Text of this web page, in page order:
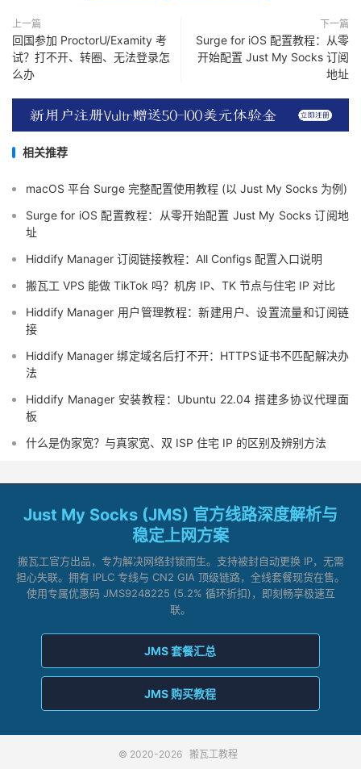
上一篇
回国参加 ProctorU/Examity 考
试？打不开、转圈、无法登录怎
么办
下一篇
Surge for iOS 配置教程：从零
开始配置 Just My Socks 订阅
地址
相关推荐
macOS 平台 Surge 完整配置使用教程 (以 Just My Socks 为例)
Surge for iOS 配置教程：从零开始配置 Just My Socks 订阅地
址
Hiddify Manager 订阅链接教程：All Configs 配置入口说明
搬瓦工 VPS 能做 TikTok 吗？机房 IP、TK 节点与住宅 IP 对比
Hiddify Manager 用户管理教程：新建用户、设置流量和订阅链
接
Hiddify Manager 绑定域名后打不开：HTTPS证书不匹配解决办
法
Hiddify Manager 安装教程：Ubuntu 22.04 搭建多协议代理面
板
什么是伪家宽？与真家宽、双 ISP 住宅 IP 的区别及辨别方法
Just My Socks (JMS) 官方线路深度解析与
稳定上网方案
搬瓦工官方出品，专为解决网络封锁而生。支持被封自动更换 IP，无需
担心失联。拥有 IPLC 专线与 CN2 GIA 顶级链路，全线套餐现货在售。
使用专属优惠码 JMS9248225 (5.2% 循环折扣)，即刻畅享极速互
联。
JMS 套餐汇总
JMS 购买教程
© 2020-2026 搬瓦工教程